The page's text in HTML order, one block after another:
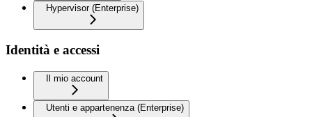
Hypervisor (Enterprise)
Identità e accessi
Il mio account
Utenti e appartenenza (Enterprise)